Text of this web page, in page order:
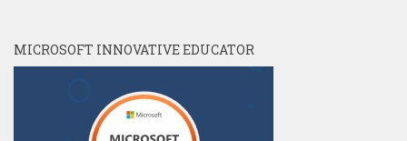
MICROSOFT INNOVATIVE EDUCATOR